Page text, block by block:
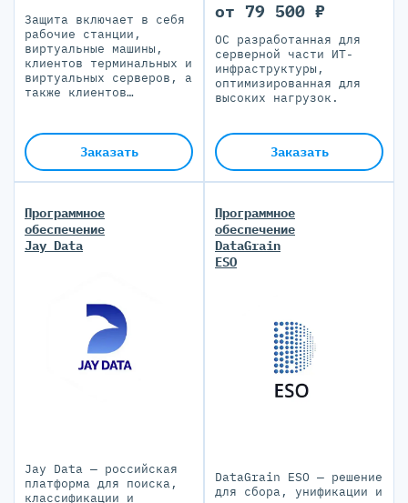
Защита включает в себя
рабочие станции,
виртуальные машины,
клиентов терминальных и
виртуальных серверов, а
также клиентов
Заказать
от 79 500 ₽
ОС разработанная для
серверной части ИТ-
инфраструктуры,
оптимизированная для
высоких нагрузок.
Заказать
Программное
обеспечение
Jay Data
Jay Data — российская
платформа для поиска,
классификации и
Программное
обеспечение
DataGrain
ESO
DataGrain ESO — решение
для сбора, унификации и